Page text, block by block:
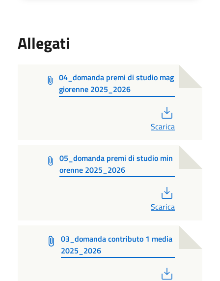
Allegati
04_domanda premi di studio mag
giorenne 2025_2026
Scarica
05_domanda premi di studio min
orenne 2025_2026
Scarica
03_domanda contributo 1 media
2025_2026